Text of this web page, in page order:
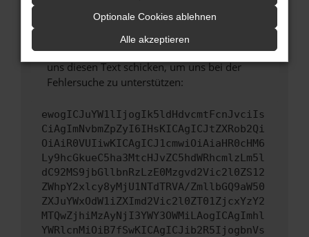
Wenn du alle oben genannten Schritte versucht
hast, kontaktiere uns bitte. Wir werden
versuchen, das Problem zu beheben. Du kannst
uns diesen Text schicken, um uns bei der
Fehlersuche zu unterstützen:
ewogICJuYW1lIjogIk5ldHdvcmtFcnJvciIs
CiAgImNvbmZpZyI6IHsKICAgICJtZXRob2Qi
OiAiR0VUIiwKICAgICJ1cmwiOiAiaHR0cHM6
Ly9hcGkueC5ha3MtcHJvZC5hdWRhcmlzLm5l
dC92MS9jbGllbnRzLzE0Mzgvd2Vic2l0ZS12
ZWhpY2xlcy8yMjU1NTdTRVA/ZmllbGQ9aW50
ZXJuYWxOdW1iZXImd2Vic2l0ZT01ZjcxYzY2
MTQwZjhiMzAyNjI3YWY3OWMiLAogICAgImhl
YWRlcnMiOiB7fSwKICAgICJib2R5IjogbnVs
Optionale Cookies ablehnen
Alle akzeptieren